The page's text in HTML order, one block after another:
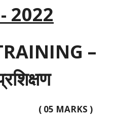
2022
–
करो। ( 05 MARKS )